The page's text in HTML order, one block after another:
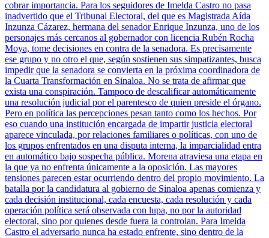
cobrar importancia. Para los seguidores de Imelda Castro no pasa
inadvertido que el Tribunal Electoral, del que es Magistrada Aída
Inzunza Cázarez, hermana del senador Enrique Inzunza, uno de los
personajes más cercanos al gobernador con licencia Rubén Rocha
Moya, tome decisiones en contra de la senadora. Es precisamente
ese grupo y no otro el que, según sostienen sus simpatizantes, busca
impedir que la senadora se convierta en la próxima coordinadora de
la Cuarta Transformación en Sinaloa. No se trata de afirmar que
exista una conspiración. Tampoco de descalificar automáticamente
una resolución judicial por el parentesco de quien preside el órgano.
Pero en política las percepciones pesan tanto como los hechos. Por
eso cuando una institución encargada de impartir justicia electoral
aparece vinculada, por relaciones familiares o políticas, con uno de
los grupos enfrentados en una disputa interna, la imparcialidad entra
en automático bajo sospecha pública. Morena atraviesa una etapa en
la que ya no enfrenta únicamente a la oposición. Las mayores
tensiones parecen estar ocurriendo dentro del propio movimiento. La
batalla por la candidatura al gobierno de Sinaloa apenas comienza y
cada decisión institucional, cada encuesta, cada resolución y cada
operación política será observada con lupa, no por la autoridad
electoral, sino por quienes desde fuera la controlan. Para Imelda
Castro el adversario nunca ha estado enfrente, sino dentro de la